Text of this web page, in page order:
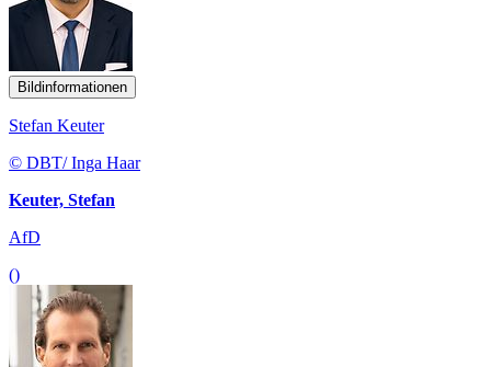
Bildinformationen
Stefan Keuter
© DBT/ Inga Haar
Keuter, Stefan
AfD
()